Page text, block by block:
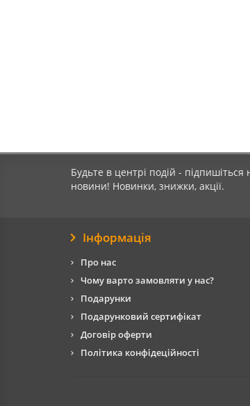
Будьте в центрі подій - підпишіться
новини! Новинки, знижки, акції.
Інформація
Про нас
Чому варто замовляти у нас?
Подарунки
Подарунковий сертифікат
Договір оферти
Політика конфідеційності